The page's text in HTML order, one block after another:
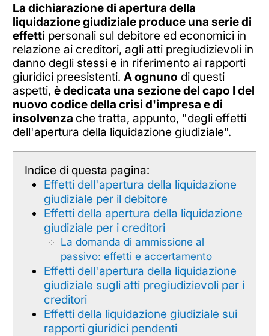
La dichiarazione di apertura della
liquidazione giudiziale produce una serie di
effetti personali sul debitore ed economici in
relazione ai creditori, agli atti pregiudizievoli in
danno degli stessi e in riferimento ai rapporti
giuridici preesistenti. A ognuno di questi
aspetti, è dedicata una sezione del capo I del
nuovo codice della crisi d'impresa e di
insolvenza che tratta, appunto, "degli effetti
dell'apertura della liquidazione giudiziale".
Indice di questa pagina:
Effetti dell'apertura della liquidazione
giudiziale per il debitore
Effetti della apertura della liquidazione
giudiziale per i creditori
La domanda di ammissione al
passivo: effetti e accertamento
Effetti dell'apertura della liquidazione
giudiziale sugli atti pregiudizievoli per i
creditori
Effetti della liquidazione giudiziale sui
rapporti giuridici pendenti